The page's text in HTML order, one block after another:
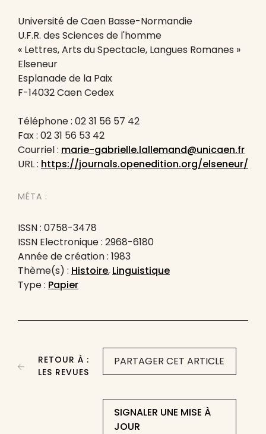
Université de Caen Basse-Normandie
U.F.R. des Sciences de l'homme
« Lettres, Arts du Spectacle, Langues Romanes »
Elseneur
Esplanade de la Paix
F-14032 Caen Cedex
Téléphone : 02 31 56 57 42
Fax : 02 31 56 53 42
Courriel : marie-gabrielle.lallemand@unicaen.fr
URL : https://journals.openedition.org/elseneur/
MÉTA :
ISSN : 0758-3478
ISSN Electronique : 2968-6180
Année de création : 1983
Thème(s) : Histoire, Linguistique
Type : Papier
PARTAGER CET ARTICLE
SIGNALER UNE MISE À
JOUR
RETOUR À :
LES REVUES